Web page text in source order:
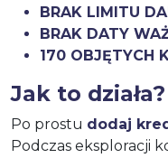
BRAK LIMITU
BRAK DATY
170 OBJĘTYCH
Jak to działa?
Po prostu dodaj
Podczas eksploracji